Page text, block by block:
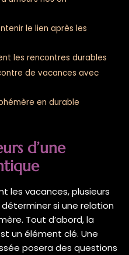
le lien après les
les rencontres durables
de vacances avec
en durable
d’une
les vacances, plusieurs
si une relation
Tout d’abord, la
un élément clé. Une
posera des questions